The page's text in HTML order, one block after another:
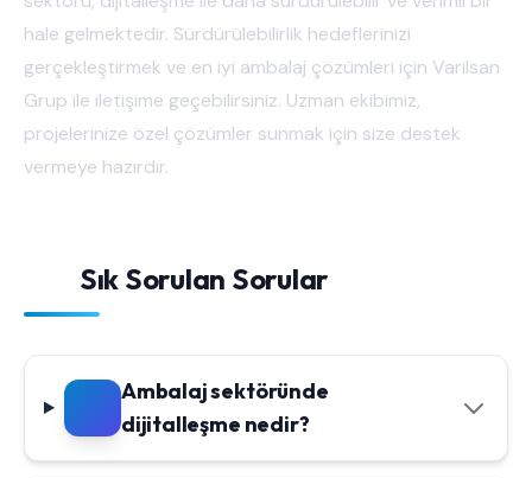
hale gelmektedir. Sürdürülebilirlik hedeflerinizi
gerçekleştirmek ve en iyi ambalaj çözümleri için Varilsan
Grup ile iletişime geçebilirsiniz. Uzman ekibimiz,
projelerinize özel çözümler sunmak için size destek
vermeye hazırdır.
Sık Sorulan Sorular
Ambalaj sektöründe
dijitalleşme nedir?